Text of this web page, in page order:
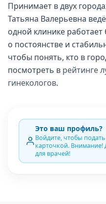
Принимает в двух
Татьяна Валерьевна
одной клинике
о постоянстве и
чтобы понять, кто в
посмотреть в рейтинге
гинекологов.
Это ваш профиль?
Войдите, чтобы
карточкой. Внимание!
для врачей!